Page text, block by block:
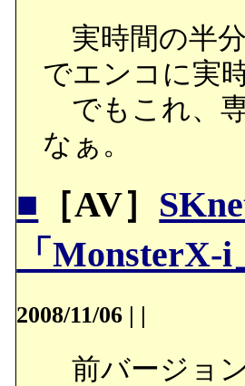
実時間の半分
でエンコに実
でもこれ、
なぁ。
■ ［AV］
「MonsterX-i
2008/11/06 | |
前バージョ